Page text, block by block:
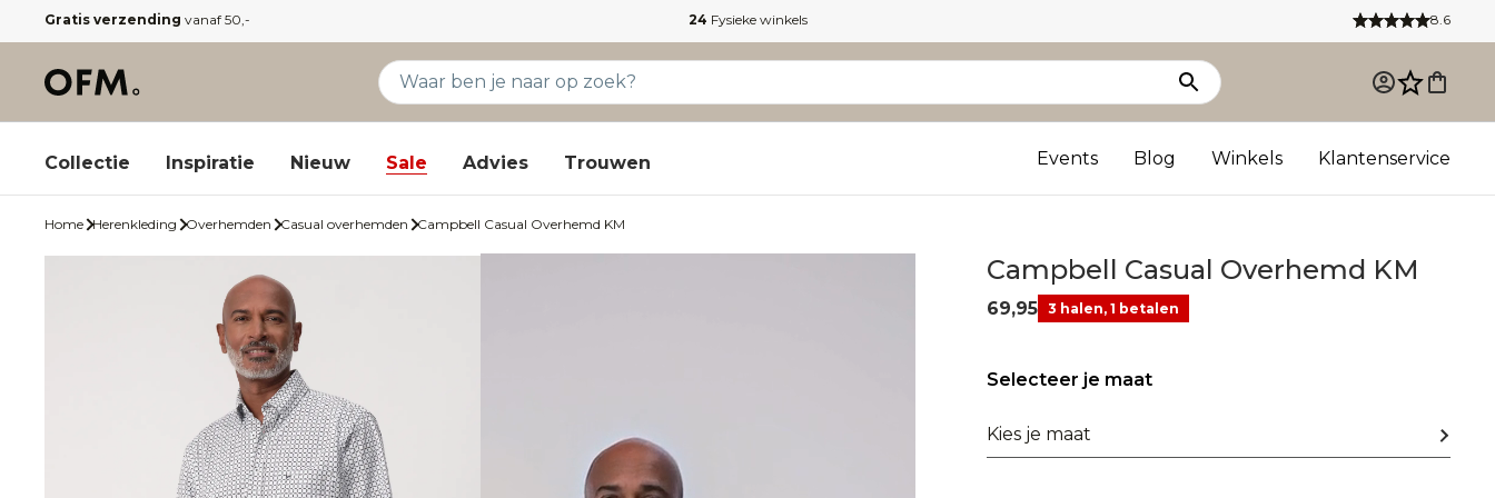
Gratis verzending vanaf 50,- 24 Fysieke winkels 8.6
Collectie Inspiratie Nieuw Sale Advies Trouwen Events Blog Winkels Klantenservice
Home Herenkleding Overhemden Casual overhemden Campbell Casual Overhemd KM
Campbell Casual Overhemd KM
69,95 3 halen, 1 betalen
Selecteer je maat
Kies je maat